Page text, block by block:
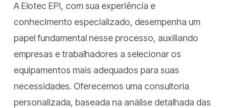
A Elotec EPI, com sua experiência e
conhecimento especializado, desempenha um
papel fundamental nesse processo, auxiliando
empresas e trabalhadores a selecionar os
equipamentos mais adequados para suas
necessidades. Oferecemos uma consultoria
personalizada, baseada na análise detalhada das